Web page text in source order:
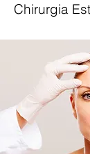
Chirurgia